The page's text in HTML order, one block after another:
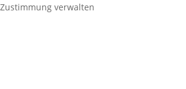
Zustimmung verwalten